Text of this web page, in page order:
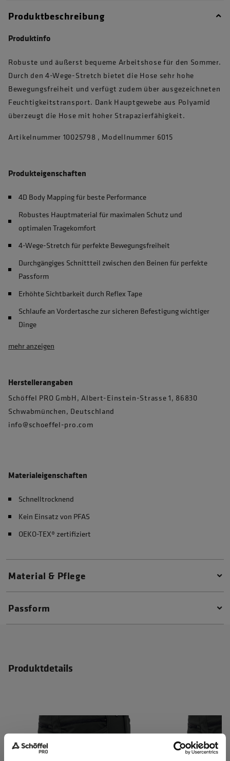
Produktbeschreibung
Produktinfo
Robuste und äußerst bequeme Arbeitshose für den Sommer.
Durch den 4-Wege-Stretch bietet die Hose sehr hohe
Bewegungsfreiheit und verfügt zudem über ausgezeichneten
Feuchtigkeitstransport. Dank Hauptgewebe aus Polyamid
überzeugt die Hose mit hoher Strapazierfähigkeit.
Artikelnummer 10025798 , Modellnummer 6015
Produkteigenschaften
4D Body Mapping für beste Performance
Robustes Hauptmaterial für maximalen Schutz und
optimalen Tragekomfort
4-Wege-Stretch für perfekte Bewegungsfreiheit
Durchgängiges Schnittteil zwischen den Beinen für perfekte
Passform
Erhöhte Sichtbarkeit durch Reflex Tape
Schlaufe an Vordertasche zur sicheren Befestigung wichtiger
Dinge
mehr anzeigen
Herstellerangaben
Schöffel PRO GmbH, Albert-Einstein-Strasse 1, 86830
Schwabmünchen, Deutschland
info@schoeffel-pro.com
Materialeigenschaften
Schnelltrocknend
Kein Einsatz von PFAS
OEKO-TEX® zertifiziert
Material & Pflege
Passform
Produktdetails